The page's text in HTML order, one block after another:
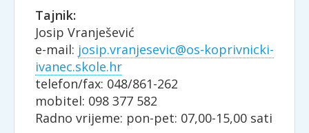
Tajnik:
Josip Vranješević
e-mail: josip.vranjesevic@os-koprivnicki-
ivanec.skole.hr
telefon/fax: 048/861-262
mobitel: 098 377 582
Radno vrijeme: pon-pet: 07,00-15,00 sati